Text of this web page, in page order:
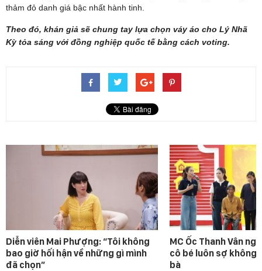
thảm đỏ danh giá bậc nhất hành tinh.
Theo đó, khán giả sẽ chung tay lựa chọn váy áo cho Lý Nhã
Kỳ tỏa sáng với đồng nghiệp quốc tế bằng cách voting.
Diễn viên Mai Phượng: “Tôi không
bao giờ hối hận về những gì mình
đã chọn”
MC Ốc Thanh Vân
cô bé luôn sợ không
bà